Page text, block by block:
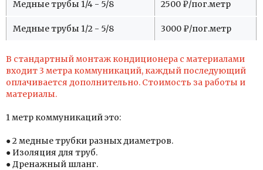
Медные трубы 1/4 - 5/8 2500 ₽/пог.метр
Медные трубы 1/2 - 5/8 3000 ₽/пог.метр
В стандартный монтаж кондиционера с материалами
входит 3 метра коммуникаций, каждый последующий
оплачивается дополнительно. Стоимость за работы и
материалы.
1 метр коммуникаций это:
● 2 медные трубки разных диаметров.
● Изоляция для труб.
● Дренажный шланг.